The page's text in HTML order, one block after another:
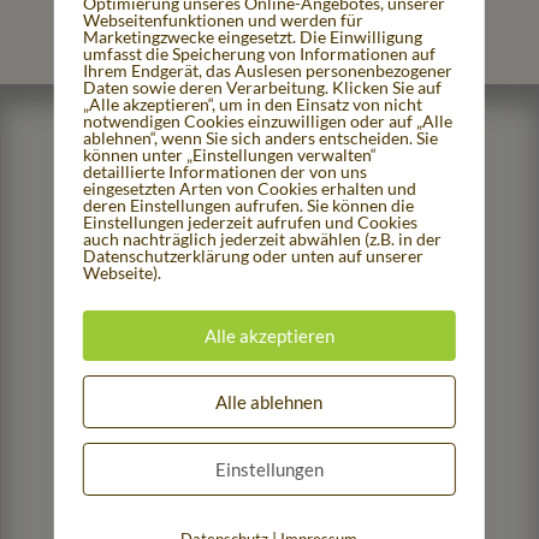
unsere...
Inhalte
Neuigkeiten
Webseitenfunktionen und werden für
Marketingzwecke eingesetzt. Die Einwilligung
umfasst die Speicherung von Informationen auf
Ihrem Endgerät, das Auslesen personenbezogener
Daten sowie deren Verarbeitung. Klicken Sie auf
„Alle akzeptieren“, um in den Einsatz von nicht
notwendigen Cookies einzuwilligen oder auf „Alle
ablehnen“, wenn Sie sich anders entscheiden. Sie
können unter „Einstellungen verwalten“
detaillierte Informationen der von uns
eingesetzten Arten von Cookies erhalten und
deren Einstellungen aufrufen. Sie können die
Einstellungen jederzeit aufrufen und Cookies
auch nachträglich jederzeit abwählen (z.B. in der
Datenschutzerklärung oder unten auf unserer
Webseite).
Alle akzeptieren
Alle ablehnen
Einstellungen